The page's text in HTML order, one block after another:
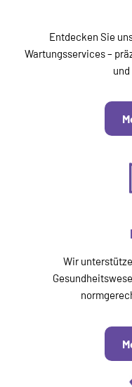
Entdecken Sie
Wartungsservices –
Wir